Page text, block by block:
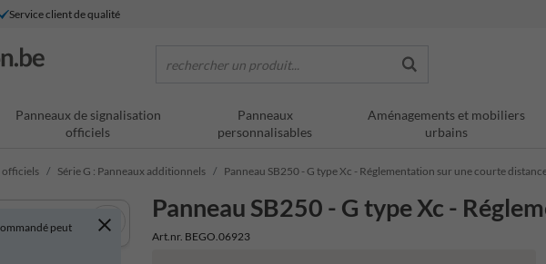
Service client de qualité
rechercher un produit...
Panneaux de signalisation
officiels
Panneaux
personnalisables
Aménagements et mobiliers
urbains
officiels Série G : Panneaux additionnels Panneau SB250 - G type Xc - Réglementation sur une courte
Panneau SB250 - G type Xc -
Art.nr. BEGO.06923
peut